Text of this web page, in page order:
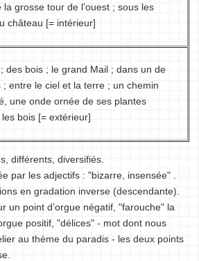
la grosse tour de l’ouest ; sous les
château [= intérieur]
des bois ; le grand Mail ; dans un de
; entre le ciel et la terre ; un chemin
une onde ornée de ses plantes
bois [= extérieur]
différents, diversifiés.
par les adjectifs : "bizarre, insensée" .
en gradation inverse (descendante).
un point d’orgue négatif, "farouche" la
positif, "délices" - mot dont nous
au thème du paradis - les deux points